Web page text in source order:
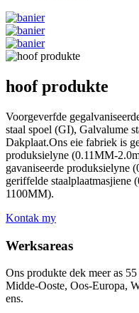
hoof produkte
Voorgeverfde
staal spoel (GI), Galvalume
Dakplaat.Ons eie fabriek is
produksielyne (0.11MM-
gavaniseerde
geriffelde
1100MM).
Kontak my
Werksareas
Ons produkte dek meer as
Midde-Ooste, Oos-Europa,
ens.